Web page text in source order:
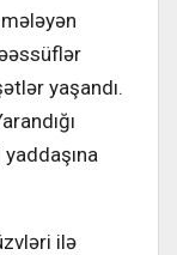
yaşandı.
ilə